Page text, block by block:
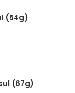
(54g)
(67g)